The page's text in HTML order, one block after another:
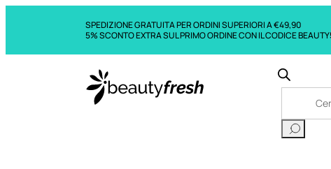
SPEDIZIONE GRATUITA PER ORDINI SUPERIORI A €49,90
5% SCONTO EXTRA SUL PRIMO ORDINE CON IL CODICE